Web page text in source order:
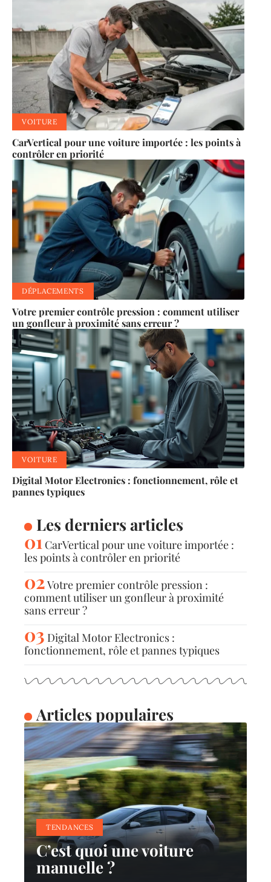
VOITURE
CarVertical pour une voiture importée : les points à
contrôler en priorité
DÉPLACEMENTS
Votre premier contrôle pression : comment utiliser
un gonfleur à proximité sans erreur ?
VOITURE
Digital Motor Electronics : fonctionnement, rôle et
pannes typiques
Les derniers articles
CarVertical pour une voiture importée :
les points à contrôler en priorité
Votre premier contrôle pression :
comment utiliser un gonfleur à proximité
sans erreur ?
Digital Motor Electronics :
fonctionnement, rôle et pannes typiques
Articles populaires
TENDANCES
C’est quoi une voiture
manuelle ?